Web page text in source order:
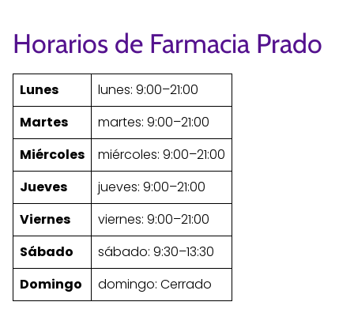
Horarios de Farmacia Prado
Lunes
lunes: 9:00–21:00
Martes
martes: 9:00–21:00
Miércoles
miércoles: 9:00–21:00
Jueves
jueves: 9:00–21:00
Viernes
viernes: 9:00–21:00
Sábado
sábado: 9:30–13:30
Domingo
domingo: Cerrado